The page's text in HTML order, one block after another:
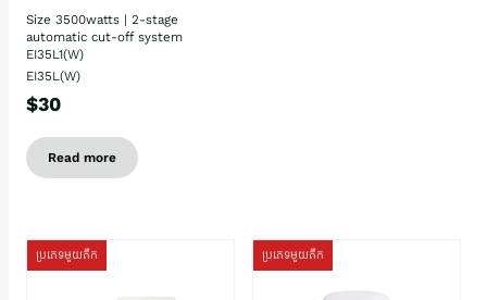
Size 3500watts | 2-stage
automatic cut-off system
EI35L1(W)
EI35L(W)
$30
Read more
ប្រភេទមួយតឹក ប្រភេទមួយតឹក